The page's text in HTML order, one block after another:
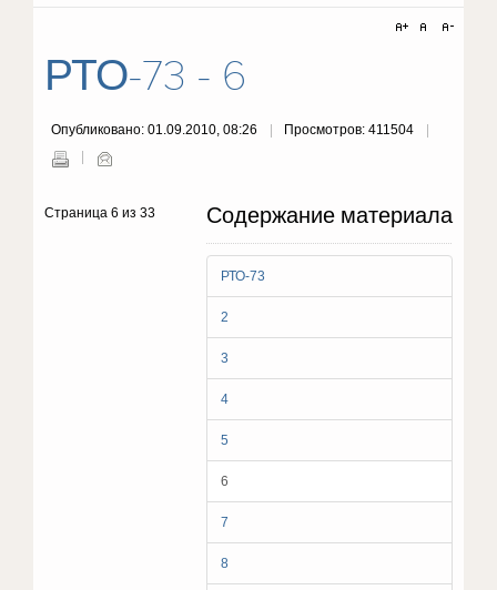
РТО-73 - 6
Опубликовано: 01.09.2010, 08:26 Просмотров: 411504
Содержание материала
РТО-73
2
3
4
5
6
7
8
Страница 6 из 33